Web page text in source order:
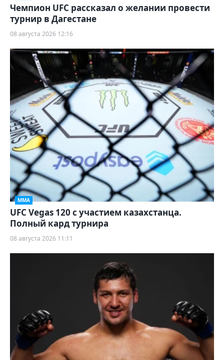
Чемпион UFC рассказал о желании провести
турнир в Дагестане
08 августа 2026 12:16
ММА
UFC Vegas 120 с участием казахстанца.
Полный кард турнира
08 августа 2026 11:11